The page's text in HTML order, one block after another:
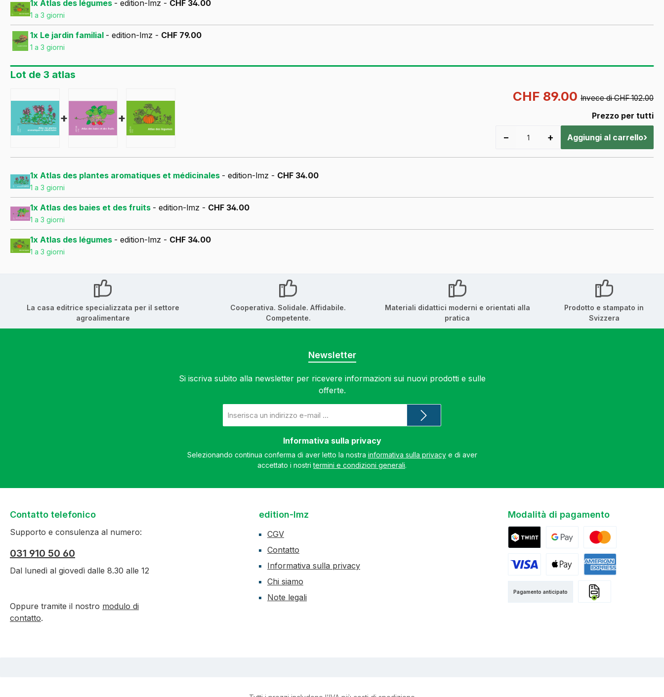
1x Atlas des légumes - edition-lmz - CHF 34.00
1 a 3 giorni
1x Le jardin familial - edition-lmz - CHF 79.00
1 a 3 giorni
Lot de 3 atlas
+ +
CHF 89.00 Invece di CHF 102.00
Prezzo per tutti
− + Aggiungi al carrello›
1x Atlas des plantes aromatiques et médicinales - edition-lmz - CHF 34.00
1 a 3 giorni
1x Atlas des baies et des fruits - edition-lmz - CHF 34.00
1 a 3 giorni
1x Atlas des légumes - edition-lmz - CHF 34.00
1 a 3 giorni
La casa editrice specializzata per il settore
agroalimentare
Cooperativa. Solidale. Affidabile.
Competente.
Materiali didattici moderni e orientati alla
pratica
Prodotto e stampato in
Svizzera
Newsletter
Si iscriva subito alla newsletter per ricevere informazioni sui nuovi prodotti e sulle
offerte.
e-
mail
Informativa sulla privacy
Selezionando continua conferma di aver letto la nostra informativa sulla privacye di aver
accettato i nostritermini e condizioni generali.
Contatto telefonico
Supporto e consulenza al numero:
031 910 50 60
Dal lunedì al giovedì dalle 8.30 alle 12
Oppure tramite il nostro modulo di
contatto.
edition-lmz
CGV
Contatto
Informativa sulla privacy
Chi siamo
Note legali
Modalità di pagamento
Google PayMastercard
Pagamento anticipato